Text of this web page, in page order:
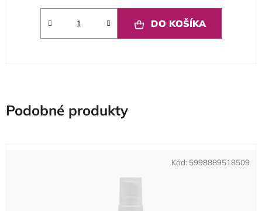
DO KOŠÍKA
Podobné produkty
Kód: 5998889518509